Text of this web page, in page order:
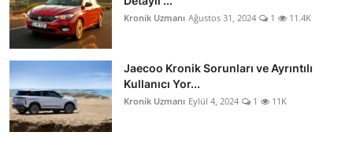
Kronik Uzmanı Ağustos 31, 2024 1 11.4K
Jaecoo Kronik Sorunları ve Ayrıntılı
Kullanıcı Yor...
Kronik Uzmanı Eylül 4, 2024 1 11K